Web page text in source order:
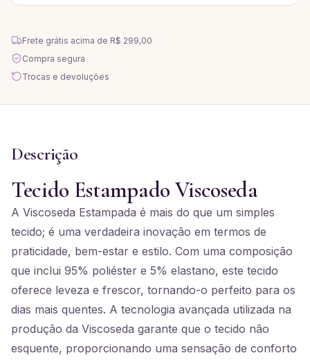
Frete grátis acima de R$ 299,00
Compra segura
Trocas e devoluções
Descrição
Tecido Estampado Viscoseda
A Viscoseda Estampada é mais do que um simples
tecido; é uma verdadeira inovação em termos de
praticidade, bem-estar e estilo. Com uma composição
que inclui 95% poliéster e 5% elastano, este tecido
oferece leveza e frescor, tornando-o perfeito para os
dias mais quentes. A tecnologia avançada utilizada na
produção da Viscoseda garante que o tecido não
esquente, proporcionando uma sensação de conforto